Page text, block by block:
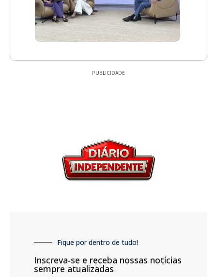
PUBLICIDADE
Fique por dentro de tudo!
Inscreva-se e receba nossas notícias
sempre atualizadas